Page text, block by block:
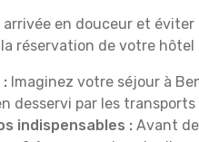
en douceur et
réservation de votre hôtel
Imaginez votre séjour à
desservi par les
indispensables : Avant